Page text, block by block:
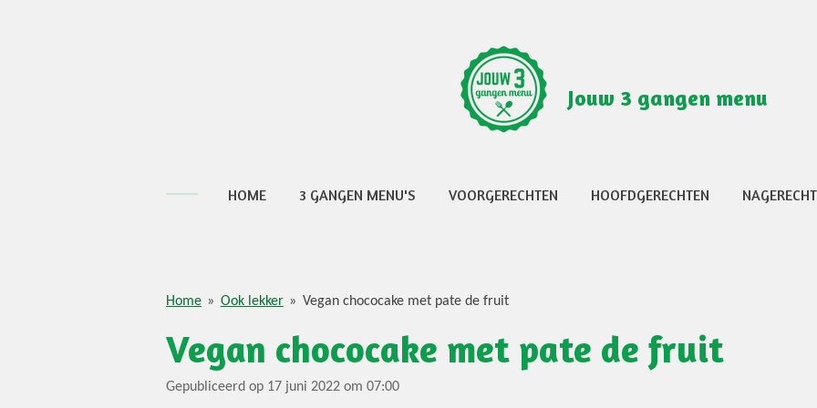
Jouw 3 gangen menu
HOME 3 GANGEN MENU'S VOORGERECHTEN HOOFDGERECHTEN
Home » Ook lekker » Vegan chococake met pate de fruit
Vegan chococake met pate de fruit
Gepubliceerd op 17 juni 2022 om 07:00